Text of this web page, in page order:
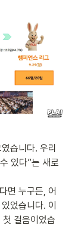
습니다. 우리
있다”는 새로
면 누구든, 어
었습니다. 이
걸음이었습